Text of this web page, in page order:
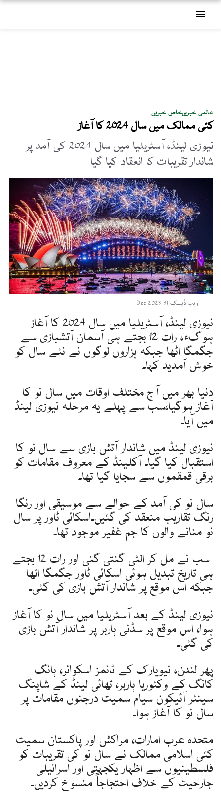
menu
عالمی خبریںخاص خبریں
کئی ممالک میں سال 2024 کا آغاز
نیوزی لینڈ، آسٹریلیا میں سال 2024 کی آمد پر
شاندار تقریبات کا انعقاد کیا گیا
ویب ڈیسک 31 Dec 2023
نیوزی لینڈ، آسٹریلیا میں سال 2024 کا آغاز
ہوگءا، رات 12 بجتے ہی آسمان آتشبازی سے
جگمگا اٹھا جبکہ ہزاروں لوگوں نے نئے سال کو
خوش آمدید کہا۔
دنیا بھر میں آج مختلف اوقات میں سال نو کا
آغاز ہوگیا،سب سے پہلے یہ مرحلہ نیوزی لینڈ
میں آیا۔
نیوزی لینڈ میں شاندار آتش بازی سے سال نو کا
استقبال کیا گیا۔ آکلینڈ کے معروف مقامات کو
برقی قمقموں سے سجایا گیا تھا۔
سال نو کی آمد کے حوالے سے موسیقی اور رنگا
رنگ تقاریب منعقد کی گئیں۔اسکائی ٹاور پر سال
نو منانے والوں کا جم غفیر موجود تھا۔
سب نے مل کر الٹی گنتی گنی اور رات 12 بجتے
ہی تاریخ تبدیل ہوئی اسکائی ٹاور جگمگا اٹھا
جبکہ اس موقع پر شاندار آتش بازی کی گئی۔
نیوزی لینڈ کے بعد آسٹریلیا میں سال نو کا آغاز
ہوا، اس موقع پر سڈنی ہاربر پر شاندار آتش بازی
کی گئی۔
پھر لندن، نیویارک کے ٹائمز اسکوائر، ہانگ
کانگ کے وکٹوریا ہاربر، تھائی لینڈ کے شاپنگ
سینٹر آئیکون سیام سمیت درجنوں مقامات پر
سال نو کا آغاز ہوا۔
متحدہ عرب امارات، مراکش اور پاکستان سمیت
کئی اسلامی ممالک نے سال نو کی تقریبات کو
فلسطینیوں سے اظہار یکجہتی اور اسرائیلی
جارحیت کے خلاف احتجاجاً منسوخ کردیں۔